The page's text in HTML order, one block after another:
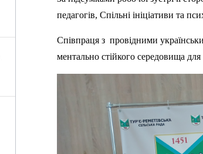
педагогів, Спільні ініціативи та
Співпраця з провідними
ментально стійкого середовища